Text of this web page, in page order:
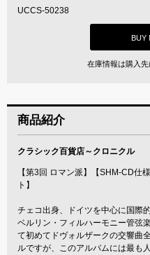
UCCS-50238
BUY
在庫情報は購入先
商品紹介
クラシック百貨店～クロニクル
【第3回 ロマン派】【SHM-CD仕
ト】
チェコ出身、ドイツを中心に国際
ベルリン・フィルハーモニー管弦
て初めてドヴォルザークの交響曲
ルですが、このアルバムには最も